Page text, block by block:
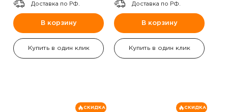
Доставка по РФ.
В корзину
Купить в один клик
Доставка по РФ.
В корзину
Купить в один клик
СКИДКА СКИДКА